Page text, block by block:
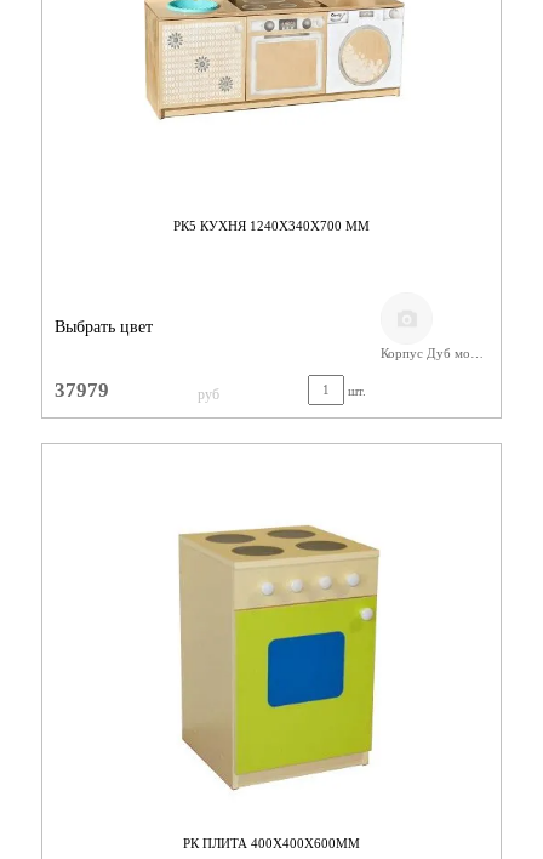
РК5 КУХНЯ 1240Х340Х700 ММ
Выбрать цвет
37979 руб шт.
РК ПЛИТА 400Х400Х600ММ